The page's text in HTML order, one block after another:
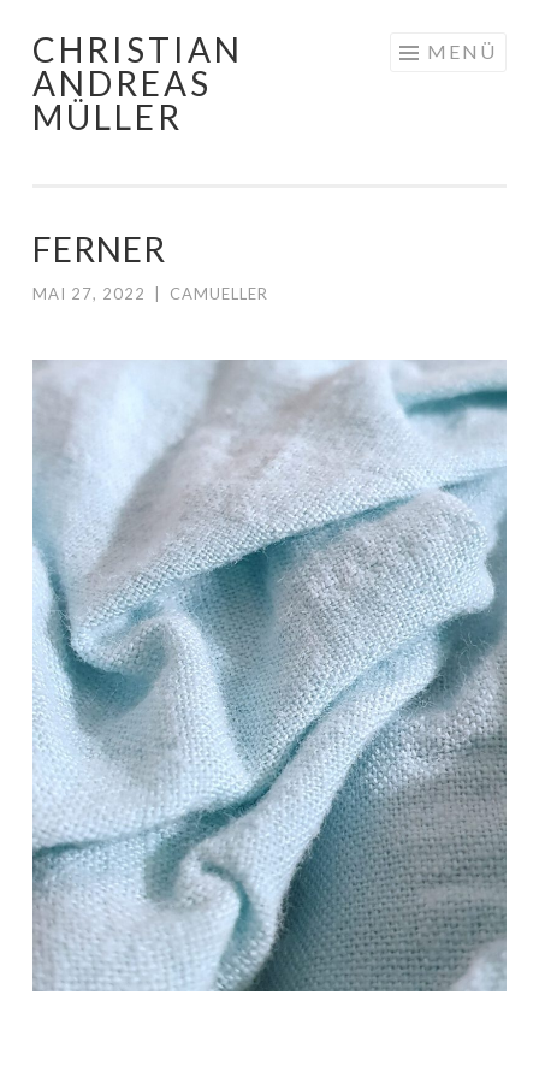
Zum
Inhalt
springen
CHRISTIAN
ANDREAS
MÜLLER
MENÜ
FERNER
MAI 27, 2022 CAMUELLER